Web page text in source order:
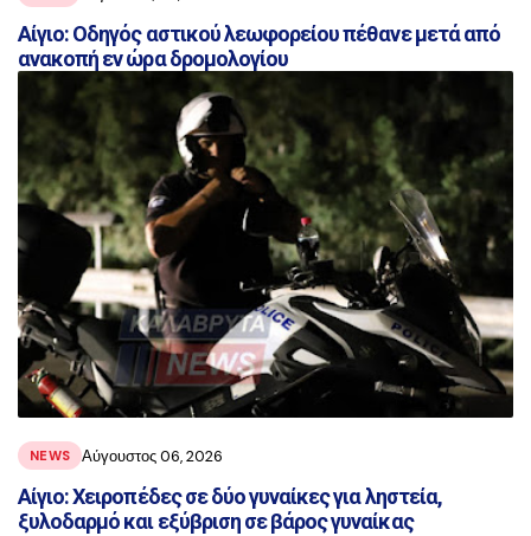
Αίγιο: Οδηγός αστικού λεωφορείου πέθανε μετά από
ανακοπή εν ώρα δρομολογίου
NEWS Αύγουστος 06, 2026
Αίγιο: Χειροπέδες σε δύο γυναίκες για ληστεία,
ξυλοδαρμό και εξύβριση σε βάρος γυναίκας